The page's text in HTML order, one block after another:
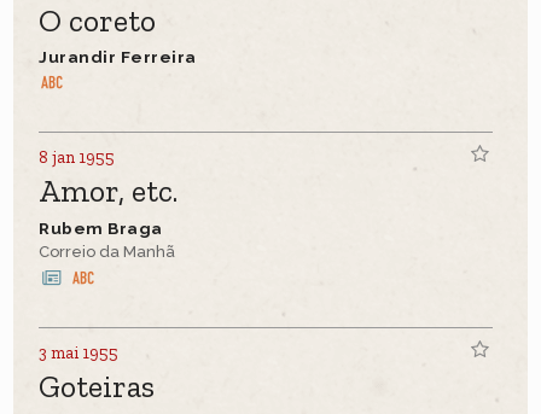
O coreto
Jurandir Ferreira
8 jan 1955
Amor, etc.
Rubem Braga
Correio da Manhã
3 mai 1955
Goteiras